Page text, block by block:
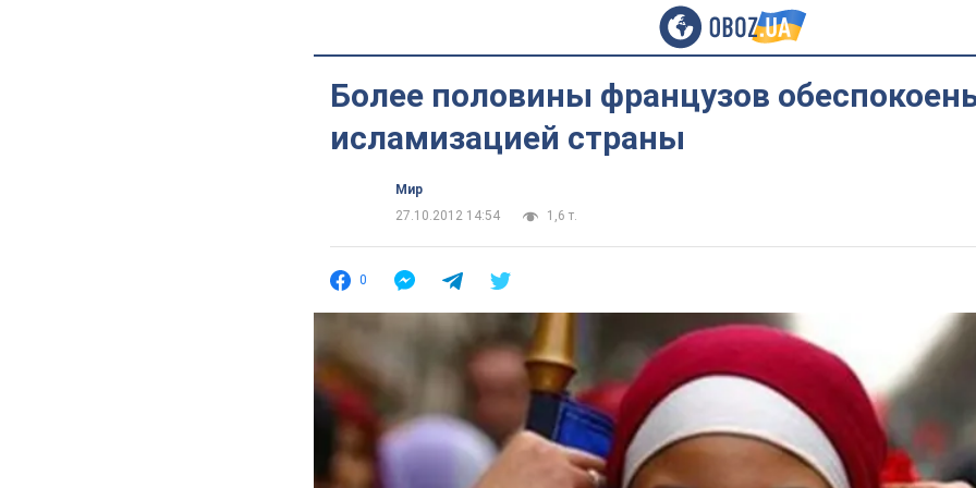
Более половины французов
исламизацией страны
Мир
27.10.2012 14:54
1,6 т.
0